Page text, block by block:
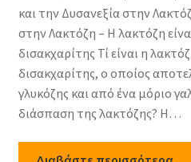
και την Δυσανεξία στην
στην Λακτόζη – Η λακτόζη
δισακχαρίτης Τί είναι η
δισακχαρίτης, ο οποίος
γλυκόζης και από ένα μόριο
διάσπαση της λακτόζης? Η…